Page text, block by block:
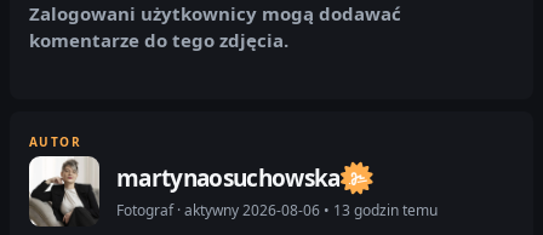
Zalogowani użytkownicy mogą dodawać
komentarze do tego zdjęcia.
AUTOR
martynaosuchowska
Fotograf · aktywny 2026-08-06 • 13 godzin temu